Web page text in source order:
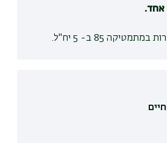
אחד.
85 ב- 5 יח"ל.